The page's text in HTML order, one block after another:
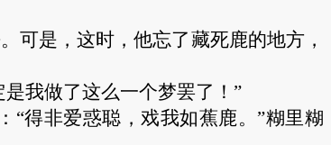
可是，这时，他忘了藏死鹿的地方，
我做了这么一个梦罢了！”
“得非爱惑聪，戏我如蕉鹿。”糊里糊